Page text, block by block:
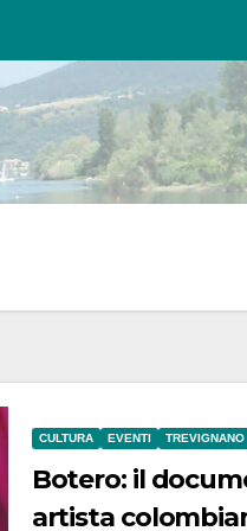
CULTURA EVENTI TREVIGNANO
Botero: il
artista